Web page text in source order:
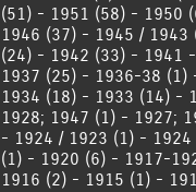
(51)- 1951 (58)- 1950
1946 (37)- 1945 / 1943
(24)- 1942 (33)- 1941
1937 (25)- 1936-38 (1)
1934 (18)- 1933 (14)-
1928; 1947 (1)- 1927;
- 1924 / 1923 (1)- 1924
(1)- 1920 (6)- 1917-
1916 (2)- 1915 (1)-